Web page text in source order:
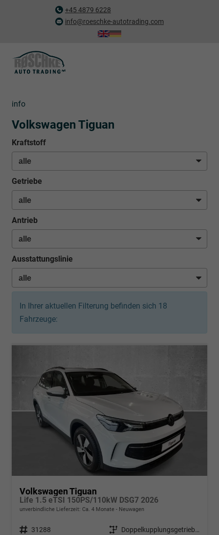
+45 4879 6228
info@roeschke-autotrading.com
info
Volkswagen Tiguan
Kraftstoff
Getriebe
Antrieb
Ausstattungslinie
In Ihrer aktuellen Filterung befinden sich 18
Fahrzeuge:
Volkswagen Tiguan
Life 1.5 eTSI 150PS/110kW DSG7 2026
unverbindliche Lieferzeit: Ca. 4 Monate Neuwagen
Fahrzeugnr. 31288 Getriebe
Doppelkupplungsgetriebe (DSG)